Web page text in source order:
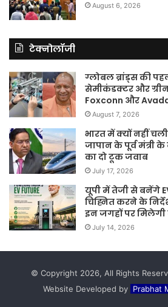
August 6, 2026
टेक्नोलॉजी
ग्लोबल ब्रांड्स की
सेमीकंडक्टर और
Foxconn और
August 7, 2026
भारत में क्यों नहीं
जापान के पूर्व मंत्री
का दो टूक जवाब
July 17, 2026
यूपी में तेजी से बनेंगे
चिह्नित करने के
इन जगहों पर मिलेगी
July 14, 2026
© Copyright 2026, All Rights
Website Developed by Prabhat